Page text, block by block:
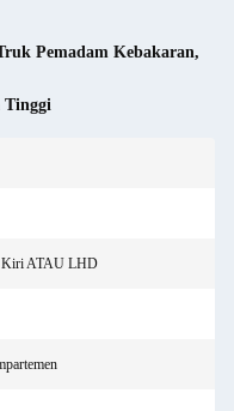
Pemadam Kebakaran,
Tinggi
Kiri ATAU LHD